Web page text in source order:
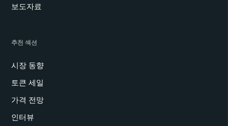
보도자료
추천 섹션
시장 동향
토큰 세일
가격 전망
인터뷰